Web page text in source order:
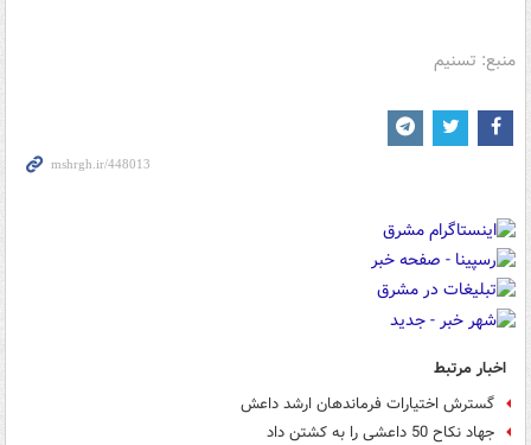
منبع: تسنیم
اخبار مرتبط
گسترش اختیارات فرماندهان ارشد داعش
جهاد نکاح 50 داعشی را به کشتن داد